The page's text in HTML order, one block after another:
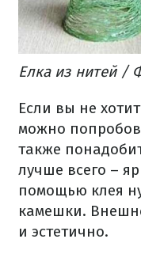
Елка из нитей /
Если вы не
можно
также
лучше всего –
помощью клея
камешки.
и эстетично.